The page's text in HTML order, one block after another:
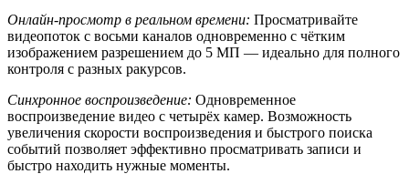
Онлайн-просмотр в реальном времени: Просматривайте
видеопоток с восьми каналов одновременно с чётким
изображением разрешением до 5 МП — идеально для полного
контроля с разных ракурсов.
Синхронное воспроизведение: Одновременное
воспроизведение видео с четырёх камер. Возможность
увеличения скорости воспроизведения и быстрого поиска
событий позволяет эффективно просматривать записи и
быстро находить нужные моменты.